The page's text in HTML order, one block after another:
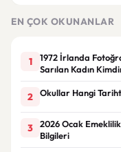
EN ÇOK OKUNANLAR
1
1972 İrlanda
Sarılan Kadın
2 Okullar Hangi
3
2026 Ocak
Bilgileri